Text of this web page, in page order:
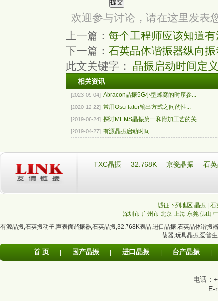
欢迎参与讨论，请在这里发表
上一篇： 每个工程师应该知道
下一篇： 石英晶体谐振器纵向振
此文关键字： 晶振启动时间定义
相关资讯
[2023-09-04] Abracon晶振5G小型蜂窝的时序参...
[2020-12-22] 常用Oscillator输出方式之间的性...
[2019-06-24] 探讨MEMS晶振第一和附加工艺的关...
[2019-04-27] 有源晶振启动时间
TXC晶振 32.768K 京瓷晶振 石
诚征下列地区 晶振 |
深圳市 广州市 北京 上海 东莞 佛山
有源晶振,石英振动子,声表面谐振器,石英晶振,32.768K表晶,进口晶振,石英晶体谐振器
荡器,玩具晶振,爱普
首 页 国产晶振 进口晶振 台产晶振
电话：
E-